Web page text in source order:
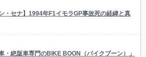
・セナ】1994年F1イモラGP事故死の経緯と真
・絶版車専門のBIKE BOON（バイクブーン）」